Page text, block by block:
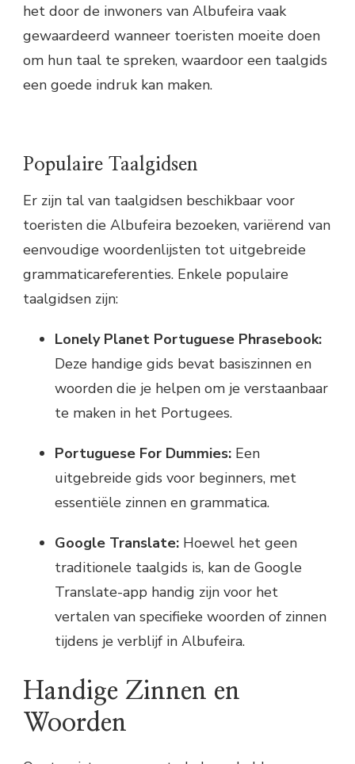
het door de inwoners van Albufeira vaak
gewaardeerd wanneer toeristen moeite doen
om hun taal te spreken, waardoor een taalgids
een goede indruk kan maken.
Populaire Taalgidsen
Er zijn tal van taalgidsen beschikbaar voor
toeristen die Albufeira bezoeken, variërend van
eenvoudige woordenlijsten tot uitgebreide
grammaticareferenties. Enkele populaire
taalgidsen zijn:
Lonely Planet Portuguese Phrasebook:
Deze handige gids bevat basiszinnen en
woorden die je helpen om je verstaanbaar
te maken in het Portugees.
Portuguese For Dummies: Een
uitgebreide gids voor beginners, met
essentiële zinnen en grammatica.
Google Translate: Hoewel het geen
traditionele taalgids is, kan de Google
Translate-app handig zijn voor het
vertalen van specifieke woorden of zinnen
tijdens je verblijf in Albufeira.
Handige Zinnen en
Woorden